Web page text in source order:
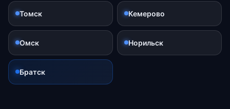
Томск Кемерово
Омск Норильск
Братск